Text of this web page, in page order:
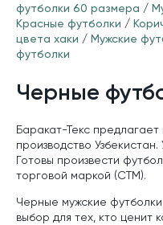
футболки 60 размера /
Красные футболки /
цвета хаки / Мужские
футболки
Черные
Баракат-Текс предлагает
производство
Готовы произвести
торговой маркой (СТМ).
Черные мужские
выбор для тех, кто ценит